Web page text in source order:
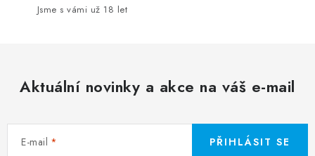
Jsme s vámi už 18 let
Aktuální novinky a akce na váš e-mail
E-mail PŘIHLÁSIT SE